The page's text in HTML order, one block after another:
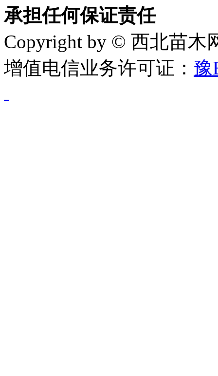
承担任何保证责任
Copyright by © 西北苗木
增值电信业务许可证： 豫